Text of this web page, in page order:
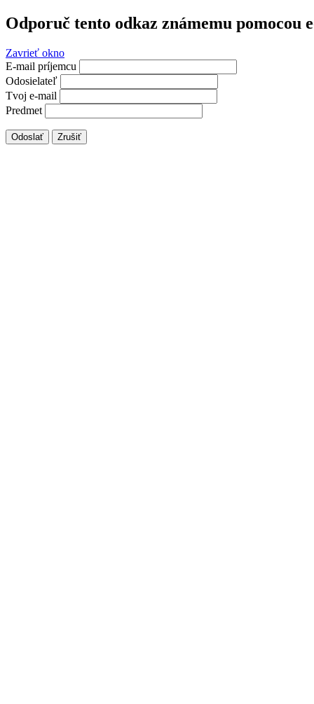
Odporuč tento odkaz známemu pomocou
Zavrieť okno
E-mail príjemcu
Odosielateľ
Tvoj e-mail
Predmet
Odoslať Zrušiť